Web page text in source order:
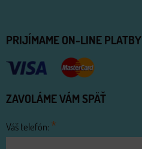
PRIJÍMAME ON-LINE PLATBY
ZAVOLÁME VÁM SPÄŤ
Váš telefón: *